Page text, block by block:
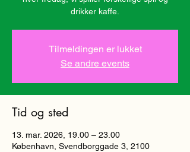
drikker kaffe.
Tilmeldingen er lukket
Se andre events
Tid og sted
13. mar. 2026, 19.00 – 23.00
København, Svendborggade 3, 2100